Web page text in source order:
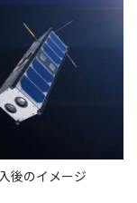
後のイメージ